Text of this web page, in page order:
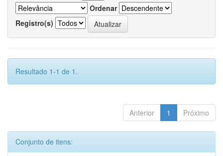
Ordenar
Registro(s)
Resultado 1-1 de 1.
Anterior 1 Próximo
Conjunto de itens: